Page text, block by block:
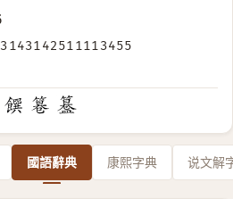
3143142511113455
國語辭典 康熙字典 说文解